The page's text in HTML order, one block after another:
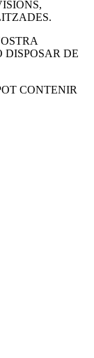
DISPOSAR DE
CONTENIR